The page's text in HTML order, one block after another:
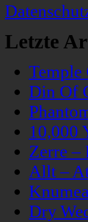
Letzte
Temple
Din Of
10,000
Zerre –
Allt –
Dry